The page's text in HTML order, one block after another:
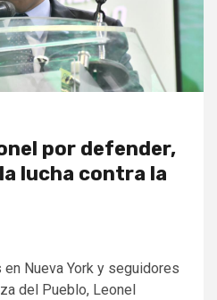
por defender,
lucha contra la
Nueva York y seguidores
del Pueblo, Leonel